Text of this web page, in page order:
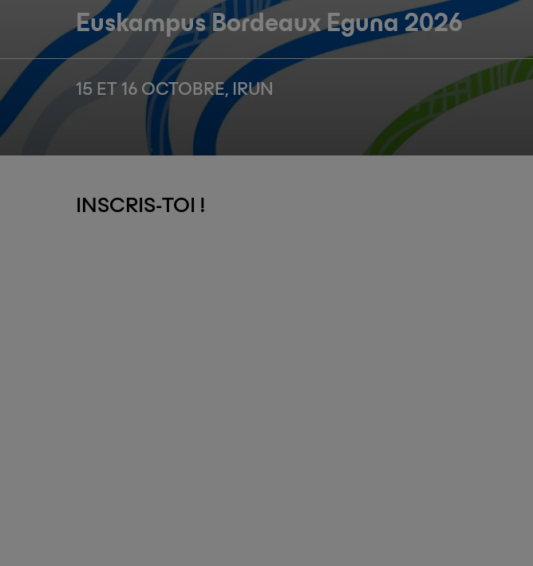
Euskampus Bordeaux Eguna 2026
15 ET 16 OCTOBRE, IRUN
INSCRIS-TOI !